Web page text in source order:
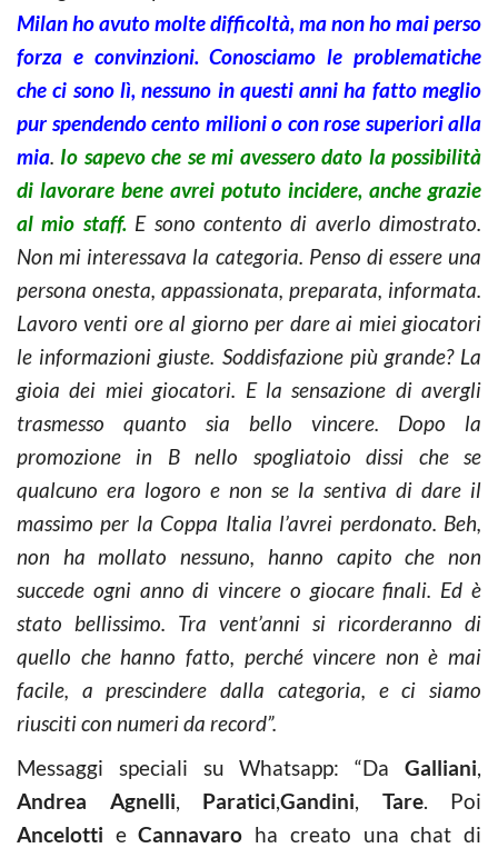
Milan ho avuto molte difficoltà, ma non ho mai perso
forza e convinzioni. Conosciamo le problematiche
che ci sono lì, nessuno in questi anni ha fatto meglio
pur spendendo cento milioni o con rose superiori alla
mia. Io sapevo che se mi avessero dato la possibilità
di lavorare bene avrei potuto incidere, anche grazie
al mio staff.E sono contento di averlo dimostrato.
Non mi interessava la categoria. Penso di essere una
persona onesta, appassionata, preparata, informata.
Lavoro venti ore al giorno per dare ai miei giocatori
le informazioni giuste. Soddisfazione più grande? La
gioia dei miei giocatori. E la sensazione di avergli
trasmesso quanto sia bello vincere. Dopo la
promozione in B nello spogliatoio dissi che se
qualcuno era logoro e non se la sentiva di dare il
massimo per la Coppa Italia l’avrei perdonato. Beh,
non ha mollato nessuno, hanno capito che non
succede ogni anno di vincere o giocare finali. Ed è
stato bellissimo. Tra vent’anni si ricorderanno di
quello che hanno fatto, perché vincere non è mai
facile, a prescindere dalla categoria, e ci siamo
riusciti con numeri da record”.
Messaggi speciali suWhatsapp: “DaGalliani,
Andrea Agnelli, Paratici,Gandini, Tare. Poi
Ancelotti eCannavaro ha creato una chat di